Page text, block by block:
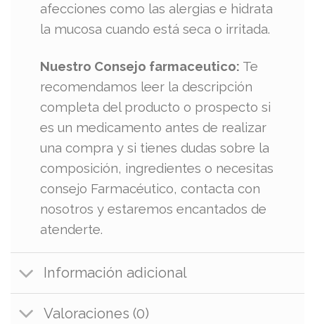
afecciones como las alergias e hidrata
la mucosa cuando está seca o irritada.
Nuestro Consejo farmaceutico: Te
recomendamos leer la descripción
completa del producto o prospecto si
es un medicamento antes de realizar
una compra y si tienes dudas sobre la
composición, ingredientes o necesitas
consejo Farmacéutico, contacta con
nosotros y estaremos encantados de
atenderte.
Información adicional
Valoraciones (0)